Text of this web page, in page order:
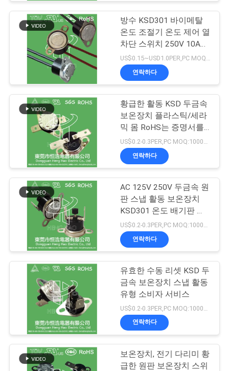
리
모
스
KSD302 보온장치
증권예탁원 열 스위
치
29
NTC 서미스터 온도
감지기
162
17AM 열 보호자
91
방수 KSD301 바이메탈
온도 조절기 온도 제어 열
차단 스위치 250V 10A
16A CQC TUV UL ROHS
포함
US$0.15~USD1.0PER,PC MOQ:1000pcs
연락하다
황급한 활동 KSD 두금속
보온장치 플라스틱/세라
믹 몸 RoHS는 증명서를
줬습니다
연락하다
AC 125V 250V 두금속 원
판 스냅 활동 보온장치
KSD301 온도 배기판 스
위치
연락하다
유효한 수동 리셋 KSD 두
금속 보온장치 스냅 활동
유형 소비자 서비스
연락하다
보온장치, 전기 다리미 황
급한 원판 보온장치 스위